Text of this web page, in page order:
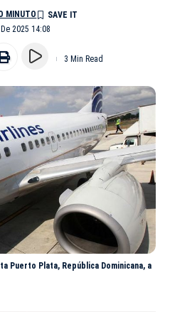
2025 14:08
MINUTO
3 Min Read
Puerto Plata, República Dominicana, a